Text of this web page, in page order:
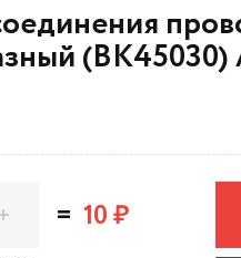
(BK45030)
= 10 ₽